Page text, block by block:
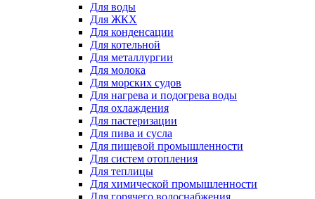
Для воды
Для ЖКХ
Для конденсации
Для котельной
Для металлургии
Для молока
Для морских судов
Для нагрева и подогрева воды
Для охлаждения
Для пастеризации
Для пива и сусла
Для пищевой промышленности
Для систем отопления
Для теплицы
Для химической промышленности
Для горячего водоснабжения